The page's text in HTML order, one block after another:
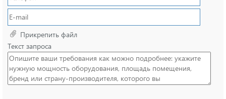
Прикрепить файл
Текст запроса